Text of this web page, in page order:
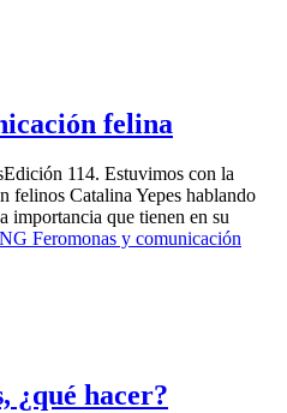
felina
Edición 114. Estuvimos con la
felinos Catalina Yepes hablando
importancia que tienen en su
Feromonas y comunicación
¿qué hacer?